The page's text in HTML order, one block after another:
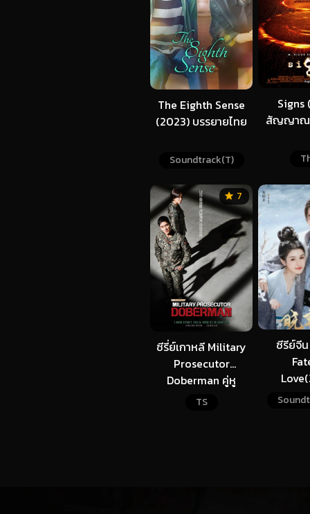
The Eighth Sense
(2023) บรรยายไทย
Soundtrack(T)
Signs
สัญญาณ
ซีรี่ย์เกาหลี Military
Prosecutor
Doberman คู่หู
อัยการทหารโดเบอร์
TS
7
ซีรีย์จีน
ปาฏิห